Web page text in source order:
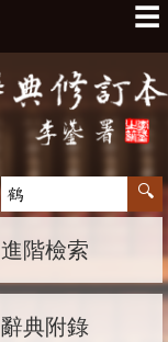
☰
進階檢索
辭典附錄